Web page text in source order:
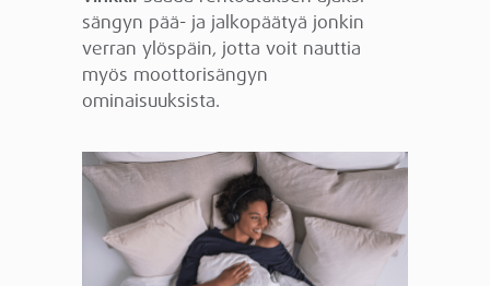
sängyn pää- ja jalkopäätyä jonkin
verran ylöspäin, jotta voit nauttia
myös moottorisängyn
ominaisuuksista.